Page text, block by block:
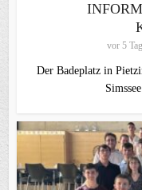
vor 5
Der Badeplatz in